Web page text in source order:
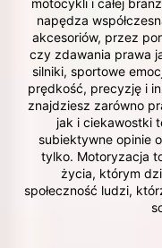
motocykli i całej
napędza
akcesoriów, przez
czy zdawania prawa
silniki, sportowe
prędkość, precyzję i
znajdziesz zarówno
jak i ciekawostki
subiektywne opinie
tylko. Motoryzacja
życia, którym
społeczność ludzi,